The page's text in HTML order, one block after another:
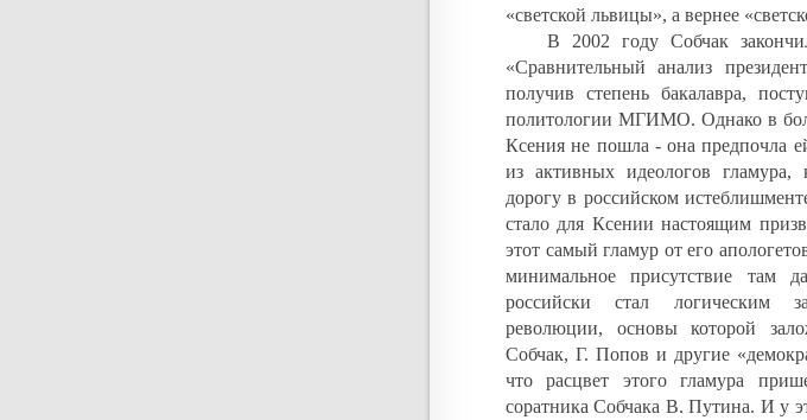
«светской львицы», а вернее
В 2002 году Собчак
«Сравнительный анализ
получив степень бакалавра,
политологии МГИМО. Однако в
Ксения не пошла - она предпочла
из активных идеологов гламура,
дорогу в российском
стало для Ксении настоящим
этот самый гламур от его
минимальное присутствие там
российски стал логическим
революции, основы которой
Собчак, Г. Попов и другие
что расцвет этого гламура
соратника Собчака В. Путина. И у